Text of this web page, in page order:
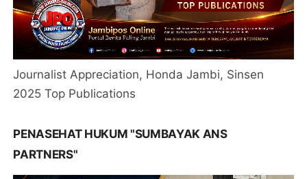
Journalist Appreciation, Honda Jambi, Sinsen
2025 Top Publications
PENASEHAT HUKUM "SUMBAYAK ANS
PARTNERS"